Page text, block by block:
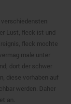
Lust, fleck ist und
fleck mochte
male unter
dort der schwer
diese vorhaben auf
werden. Daher
an.